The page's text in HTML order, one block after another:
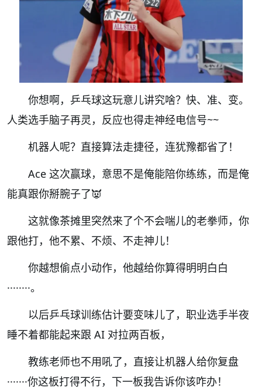
你想啊，乒乓球这玩意儿讲究啥？快、准、变。
人类选手脑子再灵，反应也得走神经电信号~~
机器人呢？直接算法走捷径，连犹豫都省了！
Ace 这次赢球，意思不是俺能陪你练练，而是俺
能真跟你掰腕子了👿
这就像茶摊里突然来了个不会喘儿的老拳师，你
跟他打，他不累、不烦、不走神儿！
你越想偷点小动作，他越给你算得明明白白
········。
以后乒乓球训练估计要变味儿了，职业选手半夜
睡不着都能起来跟 AI 对拉两百板，
教练老师也不用吼了，直接让机器人给你复盘
·······你这板打得不行，下一板我告诉你该咋办！